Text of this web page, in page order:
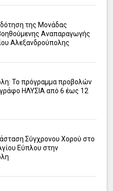
της Μονάδας
Αναπαραγωγής
Αλεξανδρούπολης
Το πρόγραμμα προβολών
ΗΛΥΣΙΑ από 6 έως 12
Σύγχρονου Χορού στο
Εύπλου στην